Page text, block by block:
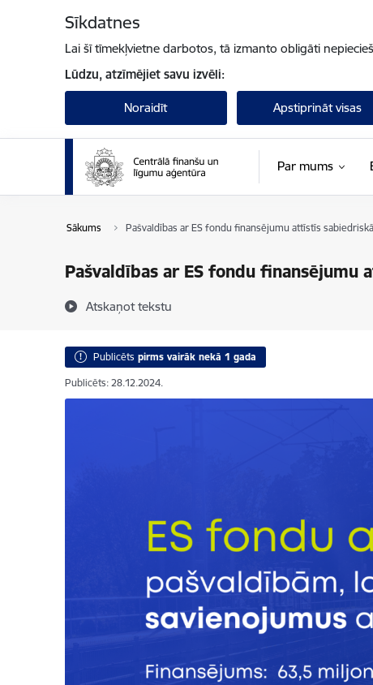
Sīkdatnes
Lai šī tīmekļvietne darbotos, tā izmanto obligāti
Lūdzu, atzīmējiet savu izvēli:
Noraidīt Apstiprināt visas
Par mums
Sākums Pašvaldības ar ES fondu finansējumu attīstīs
Pašvaldības ar ES fondu
Atskaņot tekstu
Publicēts pirms vairāk nekā 1 gada
Publicēts: 28.12.2024.